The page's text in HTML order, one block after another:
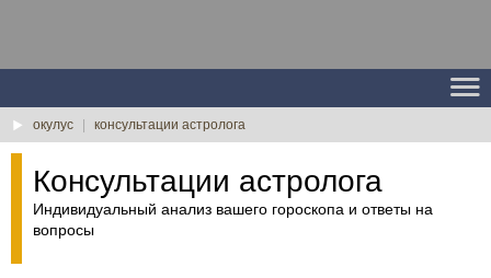
окулус консультации астролога
Консультации астролога
Индивидуальный анализ вашего гороскопа и ответы на
вопросы